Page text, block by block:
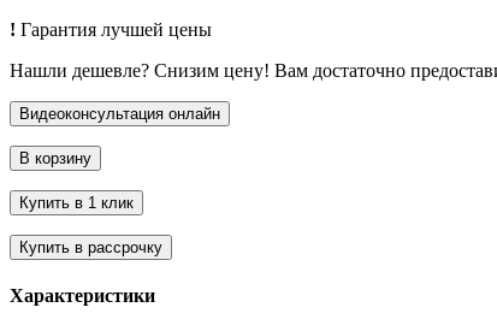
! Гарантия лучшей цены
Нашли дешевле? Снизим цену! Вам достаточно
Характеристики